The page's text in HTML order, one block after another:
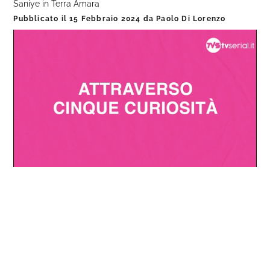
Saniye in Terra Amara
Pubblicato il15 Febbraio 2024 da Paolo Di Lorenzo
0%
0%